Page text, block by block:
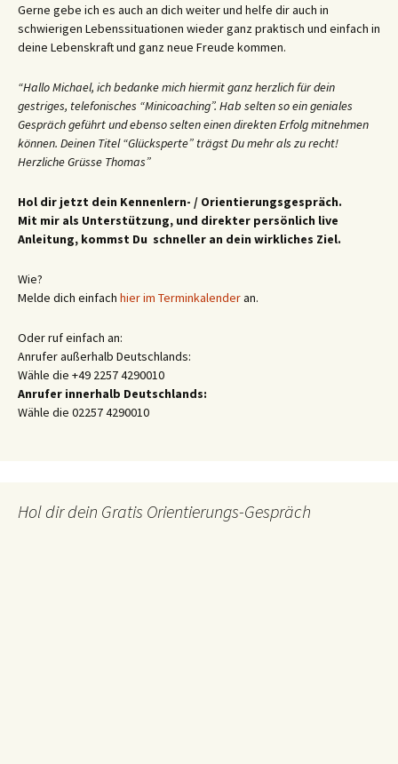
Gerne gebe ich es auch an dich weiter und helfe dir auch in
schwierigen Lebenssituationen wieder ganz praktisch und einfach in
deine Lebenskraft und ganz neue Freude kommen.
“Hallo Michael, ich bedanke mich hiermit ganz herzlich für dein
gestriges, telefonisches “Minicoaching”. Hab selten so ein geniales
Gespräch geführt und ebenso selten einen direkten Erfolg mitnehmen
können. Deinen Titel “Glücksperte” trägst Du mehr als zu recht!
Herzliche Grüsse Thomas”
Hol dir jetzt dein Kennenlern- / Orientierungsgespräch.
Mit mir als Unterstützung, und direkter persönlich live
Anleitung, kommst Du schneller an dein wirkliches Ziel.
Wie?
Melde dich einfach hier im Terminkalenderan.
Oder ruf einfach an:
Anrufer außerhalb Deutschlands:
Wähle die +49 2257 4290010
Anrufer innerhalb Deutschlands:
Wähle die 02257 4290010
Hol dir dein Gratis Orientierungs-Gespräch